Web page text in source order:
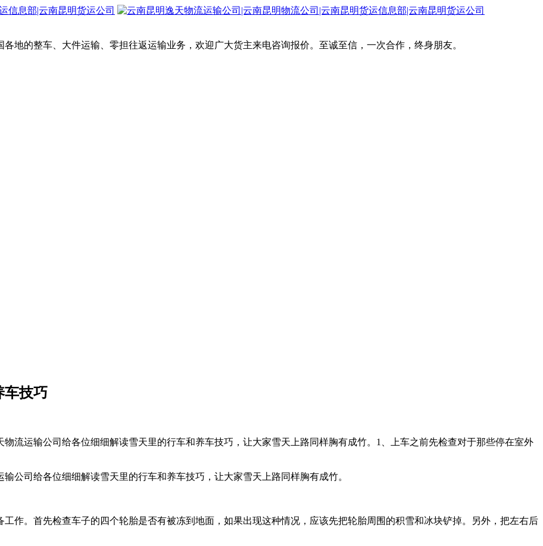
地的整车、大件运输、零担往返运输业务，欢迎广大货主来电咨询报价。至诚至信，一次合作，终身朋友。
车技巧
流运输公司给各位细细解读雪天里的行车和养车技巧，让大家雪天上路同样胸有成竹。1、上车之前先检查对于那些停在室外
公司给各位细细解读雪天里的行车和养车技巧，让大家雪天上路同样胸有成竹。
作。首先检查车子的四个轮胎是否有被冻到地面，如果出现这种情况，应该先把轮胎周围的积雪和冰块铲掉。另外，把左右后